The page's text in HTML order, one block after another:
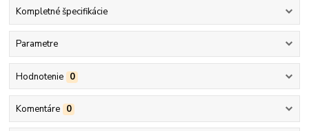
Kompletné špecifikácie
Parametre
Hodnotenie 0
Komentáre 0